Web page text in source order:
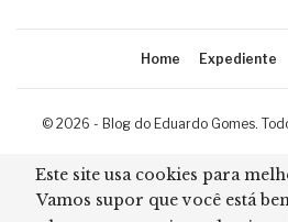
Home Expediente
© 2026 - Blog do Eduardo Gomes.
Desenvolvimento:
Este site usa cookies para
Vamos supor que você está